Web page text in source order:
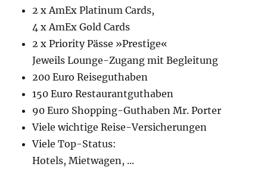
2 x AmEx Platinum Cards,
4 x AmEx Gold Cards
2 x Priority Pässe »Prestige«
Jeweils Lounge-Zugang mit Begleitung
200 Euro Reiseguthaben
150 Euro Restaurantguthaben
90 Euro Shopping-Guthaben Mr. Porter
Viele wichtige Reise-Versicherungen
Viele Top-Status:
Hotels, Mietwagen, ...